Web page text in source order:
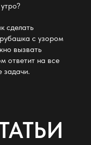
сделать
с узором
вызвать
ответит на все
задачи.